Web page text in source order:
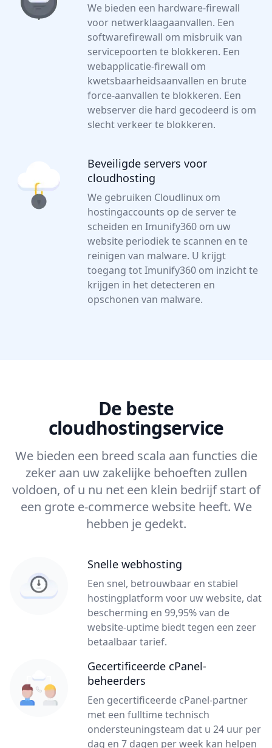
We bieden een hardware-firewall
voor netwerklaagaanvallen. Een
softwarefirewall om misbruik van
servicepoorten te blokkeren. Een
webapplicatie-firewall om
kwetsbaarheidsaanvallen en brute
force-aanvallen te blokkeren. Een
webserver die hard gecodeerd is om
slecht verkeer te blokkeren.
Beveiligde servers voor
cloudhosting
We gebruiken Cloudlinux om
hostingaccounts op de server te
scheiden en Imunify360 om uw
website periodiek te scannen en te
reinigen van malware. U krijgt
toegang tot Imunify360 om inzicht te
krijgen in het detecteren en
opschonen van malware.
De beste
cloudhostingservice
We bieden een breed scala aan functies die
zeker aan uw zakelijke behoeften zullen
voldoen, of u nu net een klein bedrijf start of
een grote e-commerce website heeft. We
hebben je gedekt.
Snelle webhosting
Een snel, betrouwbaar en stabiel
hostingplatform voor uw website, dat
bescherming en 99,95% van de
website-uptime biedt tegen een zeer
betaalbaar tarief.
Gecertificeerde cPanel-
beheerders
Een gecertificeerde cPanel-partner
met een fulltime technisch
ondersteuningsteam dat u 24 uur per
dag en 7 dagen per week kan helpen